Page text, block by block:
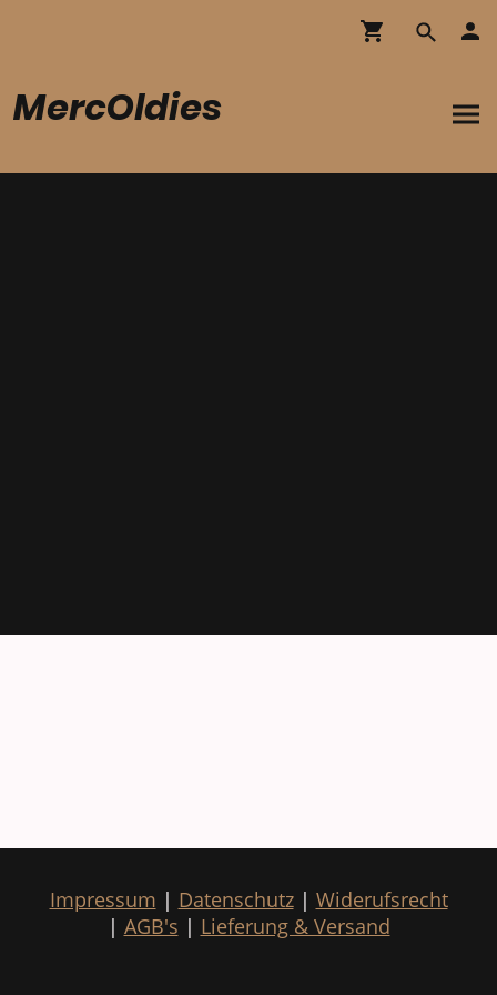
MercOldies
Impressum | Datenschutz| Widerufsrecht
| AGB's | Lieferung & Versand